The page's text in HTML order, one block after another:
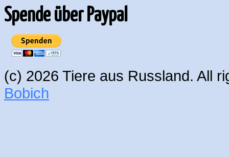
Spende über Paypal
(c) 2026 Tiere aus Russland. All
Bobich